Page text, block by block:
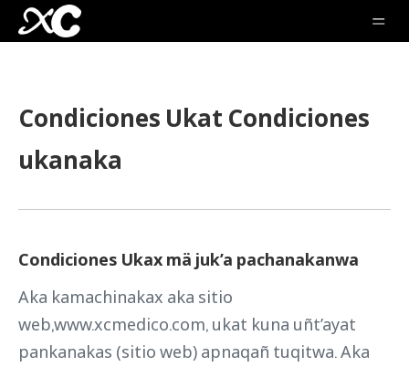
Condiciones Ukat Condiciones
ukanaka
Condiciones Ukax mä juk’a pachanakanwa
Aka kamachinakax aka sitio
web,www.xcmedico.com, ukat kuna uñt’ayat
pankanakas (sitio web) apnaqañ tuqitwa. Aka